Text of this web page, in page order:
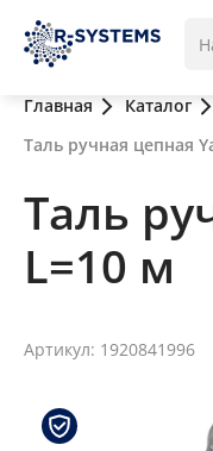
Главная Каталог
Таль ручная цепная
Таль
L=10 м
Артикул: 1920841996